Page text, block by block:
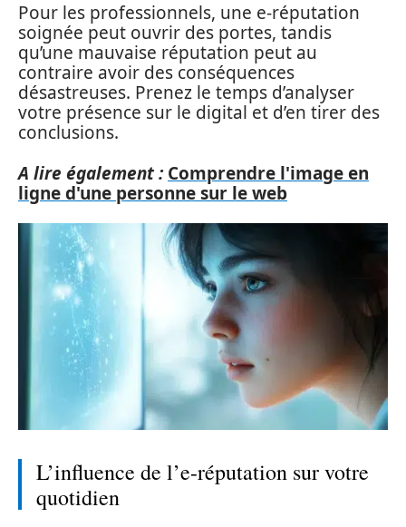
Pour les professionnels, une e-réputation
soignée peut ouvrir des portes, tandis
qu’une mauvaise réputation peut au
contraire avoir des conséquences
désastreuses. Prenez le temps d’analyser
votre présence sur le digital et d’en tirer des
conclusions.
A lire également : Comprendre l'image en
ligne d'une personne sur le web
L’influence de l’e-réputation sur votre
quotidien